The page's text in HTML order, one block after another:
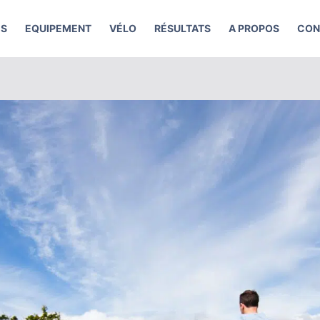
EQUIPEMENT VÉLO RÉSULTATS A PROPOS